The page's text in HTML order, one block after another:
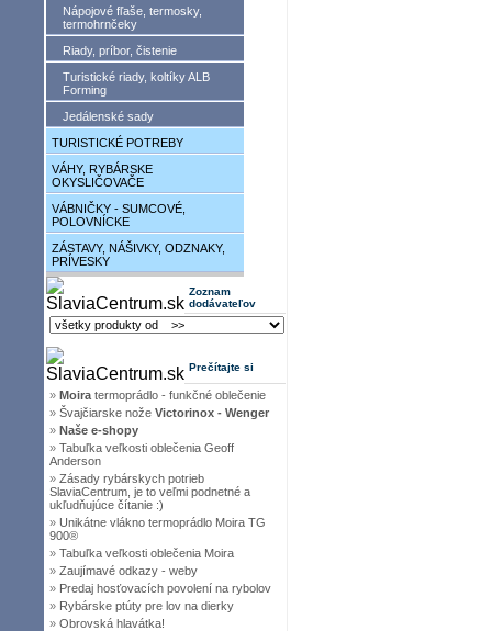
Nápojové fľaše, termosky,
termohrnčeky
Riady, príbor, čistenie
Turistické riady, koltíky ALB
Forming
Jedálenské sady
TURISTICKÉ POTREBY
VÁHY, RYBÁRSKE
OKYSLIČOVAČE
VÁBNIČKY - SUMCOVÉ,
POLOVNÍCKE
ZÁSTAVY, NÁŠIVKY, ODZNAKY,
PRÍVESKY
Zoznam
dodávateľov
Prečítajte si
» Moira termoprádlo - funkčné oblečenie
» Švajčiarske nože Victorinox - Wenger
» Naše e-shopy
» Tabuľka veľkosti oblečenia Geoff
Anderson
» Zásady rybárskych potrieb
SlaviaCentrum, je to veľmi podnetné a
ukľudňujúce čítanie :)
» Unikátne vlákno termoprádlo Moira TG
900®
» Tabuľka veľkosti oblečenia Moira
» Zaujímavé odkazy - weby
» Predaj hosťovacích povolení na rybolov
» Rybárske ptúty pre lov na dierky
» Obrovská hlavátka!